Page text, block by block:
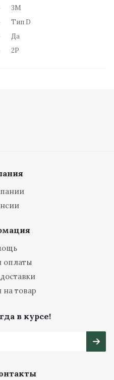
3М
Тип D
Да
2Р
оплаты
на товар
в курсе!